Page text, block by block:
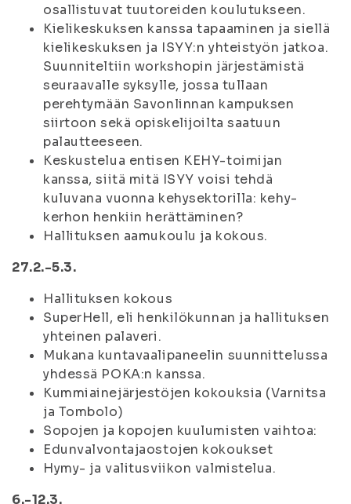
osallistuvat tuutoreiden koulutukseen.
Kielikeskuksen kanssa tapaaminen ja siellä
kielikeskuksen ja ISYY:n yhteistyön jatkoa.
Suunniteltiin workshopin järjestämistä
seuraavalle syksylle, jossa tullaan
perehtymään Savonlinnan kampuksen
siirtoon sekä opiskelijoilta saatuun
palautteeseen.
Keskustelua entisen KEHY-toimijan
kanssa, siitä mitä ISYY voisi tehdä
kuluvana vuonna kehysektorilla: kehy-
kerhon henkiin herättäminen?
Hallituksen aamukoulu ja kokous.
27.2.-5.3.
Hallituksen kokous
SuperHell, eli henkilökunnan ja hallituksen
yhteinen palaveri.
Mukana kuntavaalipaneelin suunnittelussa
yhdessä POKA:n kanssa.
Kummiainejärjestöjen kokouksia (Varnitsa
ja Tombolo)
Sopojen ja kopojen kuulumisten vaihtoa:
Edunvalvontajaostojen kokoukset
Hymy- ja valitusviikon valmistelua.
6.-12.3.